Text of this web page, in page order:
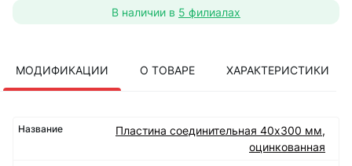
В наличии в 5 филиалах
МОДИФИКАЦИИ О ТОВАРЕ ХАРАКТЕРИСТИКИ
Пластина соединительная 40х300 мм,
оцинкованная